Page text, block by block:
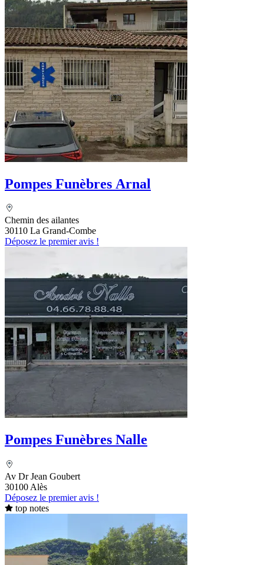
Pompes Funèbres Arnal
Chemin des ailantes
30110 La Grand-Combe
Déposez le premier avis !
Pompes Funèbres Nalle
Av Dr Jean Goubert
30100 Alès
Déposez le premier avis !
top notes